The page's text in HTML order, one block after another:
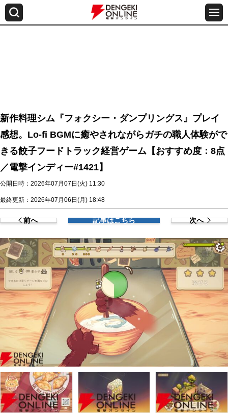
新作料理シム『フォクシー・ダンプリングス』プレイ
感想。Lo-fi BGMに癒やされながらガチの職人体験がで
きる餃子フードトラック経営ゲーム【おすすめ度：8点
／電撃インディー#1421】
公開日時：2026年07月07日(火) 11:30
最終更新：2026年07月06日(月) 18:48
前へ 記事はこちら 次へ